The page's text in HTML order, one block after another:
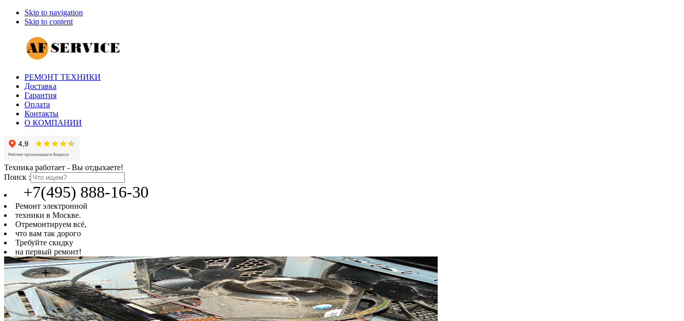
Skip to navigation
Skip to content
РЕМОНТ ТЕХНИКИ
Доставка
Гарантия
Оплата
Контакты
О КОМПАНИИ
Техника работает - Вы отдыхаете!
Поиск :
+7(495) 888-16-30
Ремонт электронной
техники в Москве.
Отремонтируем всё,
что вам так дорого
Требуйте скидку
на первый ремонт!